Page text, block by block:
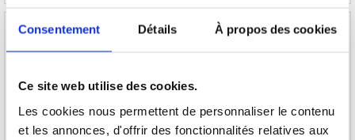
Consentement Détails À propos des cookies
Ce site web utilise des cookies.
Les cookies nous permettent de personnaliser le contenu
et les annonces, d'offrir des fonctionnalités relatives aux
APEXEL HD Métal 20-40x Zoom télescope
Samsung Huawei
Caméra d'action portable LK-032 pour vlog